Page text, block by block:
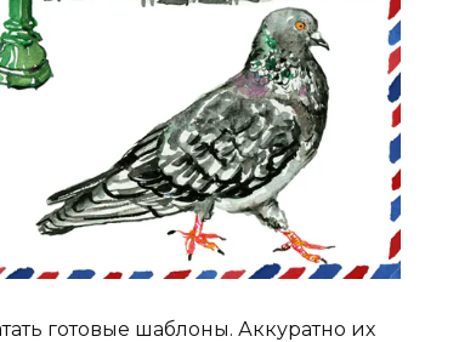
готовые шаблоны. Аккуратно их